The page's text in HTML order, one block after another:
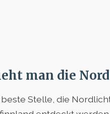
man die
Stelle, die